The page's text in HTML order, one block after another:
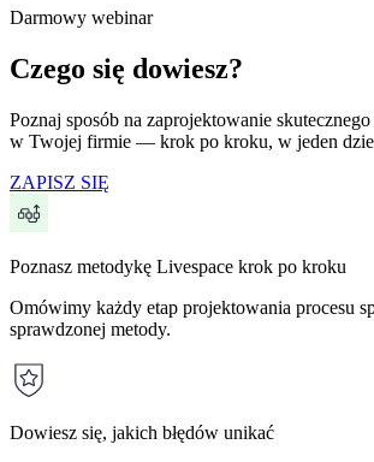
Darmowy webinar
Czego się dowiesz?
Poznaj sposób na zaprojektowanie
w Twojej firmie — krok po kroku, w jeden
ZAPISZ SIĘ
Poznasz metodykę Livespace krok po kroku
Omówimy każdy etap projektowania procesu
sprawdzonej metody.
Dowiesz się, jakich błędów unikać